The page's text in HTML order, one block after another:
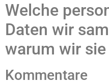
Welche
Daten wir
warum wir
Kommentare